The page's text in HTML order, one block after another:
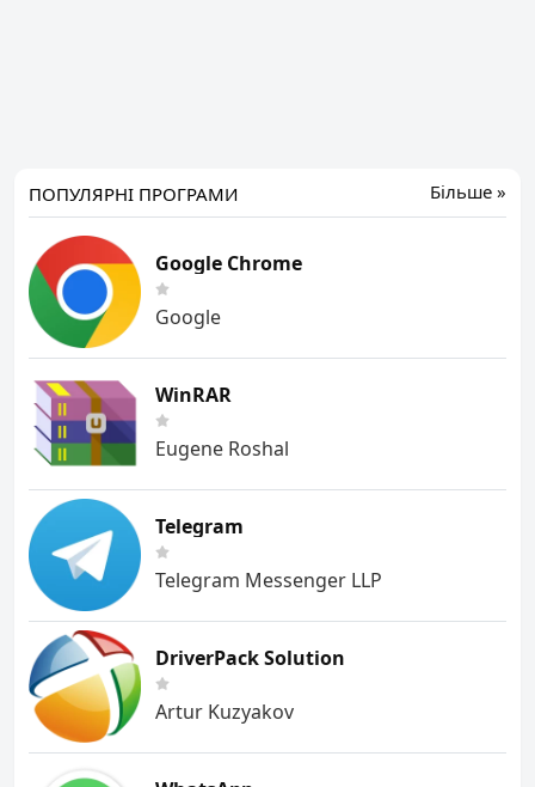
Більше »
ПОПУЛЯРНІ ПРОГРАМИ
Google Chrome
Google
WinRAR
Eugene Roshal
Telegram
Telegram Messenger LLP
DriverPack Solution
Artur Kuzyakov